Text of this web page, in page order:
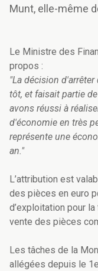
Munt, elle-même
Le Ministre des
propos :
"La décision
tôt, et faisait partie
avons réussi à
d'économie en très
représente une
an."
L’attribution est
des pièces en euro
d’exploitation pour
vente des pièces
Les tâches de la
allégées depuis le